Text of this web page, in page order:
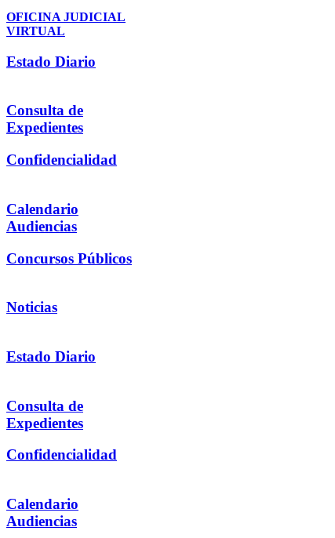
OFICINA JUDICIAL
VIRTUAL
Estado Diario
Consulta de
Expedientes
Confidencialidad
Calendario
Audiencias
Concursos Públicos
Noticias
Estado Diario
Consulta de
Expedientes
Confidencialidad
Calendario
Audiencias